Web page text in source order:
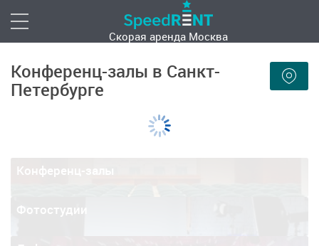
Скорая аренда Москва
Конференц-залы в Санкт-
Петербурге
Конференц-залы
Фотостудии